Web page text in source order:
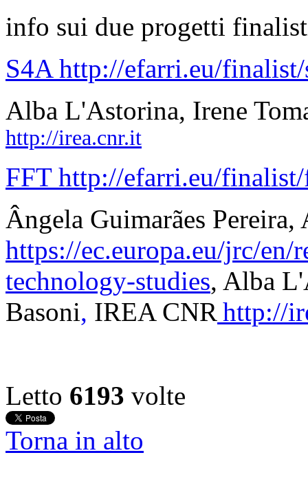
info sui due progetti
S4A http://efarri.eu/finalist/
Alba L'Astorina, Irene
http://irea.cnr.it
FFT http://efarri.eu/
Ângela Guimarães Pereira,
https://ec.europa.eu/jrc/en/
technology-studies, Alba
Basoni, IREA CNRhttp://
Letto 6193 volte
Torna in alto